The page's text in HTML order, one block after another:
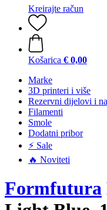
Kreirajte račun
Košarica € 0,00
Marke
3D printeri i više
Rezervni dijelovi i
Filamenti
Smole
Dodatni pribor
⚡ Sale
🔥 Noviteti
Formfutura